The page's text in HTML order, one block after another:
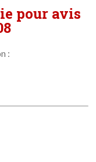
pour avis
: